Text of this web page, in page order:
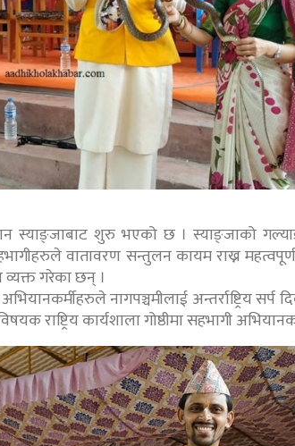
स्याङ्जाबाट शुरु भएको छ । स्याङ्जाको
वातावरण सन्तुलन कायम राख्न
गरेका छन् ।
नागपञ्चमीलाई अन्तर्राष्ट्रिय
राष्ट्रिय कार्यशाला गोष्ठीमा सहभागी